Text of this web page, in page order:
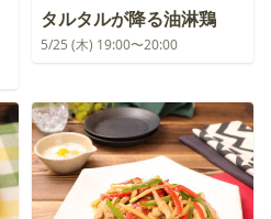
タルタルが降る油淋鶏
5/25 (木) 19:00〜20:00